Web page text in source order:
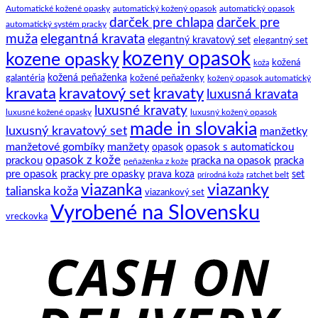
ako
na
to.
manžety
a
ich
Ako
si
zaviazať
spoločenský
motýlik
Automatické kožené opasky automatický kožený opasok automatický opasok
automatický systém pracky darček pre chlapa darček pre
muža elegantná kravata elegantný kravatový set elegantný set
kozene opasky kozeny opasok koža kožená
galantéria kožená peňaženka kožené peňaženky kožený opasok automatický
kravata kravatový set kravaty luxusná kravata
luxusné kožené opasky luxusné kravaty luxusný kožený opasok
luxusný kravatový set made in slovakia manžetky
manžetové gombíky manžety opasok opasok s automatickou
prackou opasok z kože peňaženka z kože pracka na opasok pracka
pre opasok pracky pre opasky prava koza prírodná koža ratchet belt set
talianska koža viazanka viazankový set viazanky
vreckovka Vyrobené na Slovensku